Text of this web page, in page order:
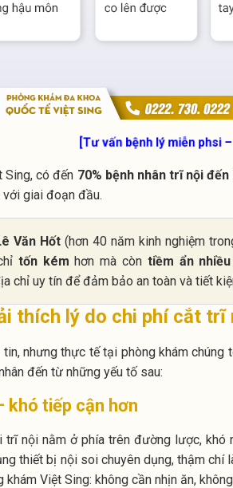
[Tư vấn bệnh lý miễn phsi
Sing, có đến 70% bệnh nhân trĩ nội
giai đoạn đầu.
Văn Hốt (hơn 40 năm kinh nghiệm
tốn kém hơn mà còn tiềm ẩn
chỉ uy tín để đảm bảo an toàn và tiết
thích lý do chi phí cắt
nhưng thực tế tại phòng khám chúng
đến từ những yếu tố sau:
khó tiếp cận hơn
trĩ nội nằm ở phía trên đường lược,
thiết bị nội soi chuyên dụng, thậm chí
Việt Sing: không cần nhịn ăn,